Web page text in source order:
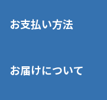
お支払い方法
いいただくことはできま
お届けについて